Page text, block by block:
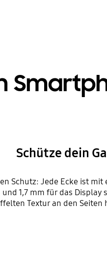
Schütze dein
Schutz: Jede Ecke ist
1,7 mm für das
Textur an den